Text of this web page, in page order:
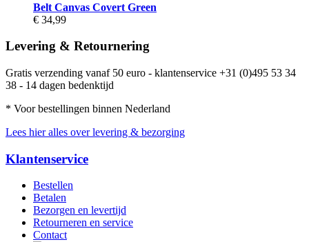
Belt Canvas Covert Green
€ 34,99
Levering & Retournering
Gratis verzending vanaf 50 euro - klantenservice +31 (0)495 53 34
38 - 14 dagen bedenktijd
* Voor bestellingen binnen Nederland
Lees hier alles over levering & bezorging
Klantenservice
Bestellen
Betalen
Bezorgen en levertijd
Retourneren en service
Contact